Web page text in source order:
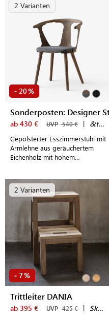
2 Varianten
- 20%
ab 430 € UVP 540 € | &tradition
Gepolsterter Esszimmerstuhl mit
Armlehne aus geräuchertem
Eichenholz mit hohem
2 Varianten
- 7%
Trittleiter DANIA
ab 395 € UVP 425 € | Skagerak by Fritz Hansen